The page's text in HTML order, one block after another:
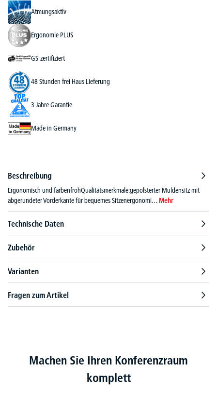
Atmungsaktiv
Ergonomie PLUS
GS-zertifiziert
48 Stunden frei Haus Lieferung
3 Jahre Garantie
Made in Germany
Beschreibung
Ergonomisch und farbenfrohQualitätsmerkmale:gepolsterter Muldensitz mit
abgerundeter Vorderkante für bequemes Sitzenergonomi… Mehr
Technische Daten
Zubehör
Varianten
Fragen zum Artikel
Produktgalerie überspringen
Machen Sie Ihren Konferenzraum
komplett